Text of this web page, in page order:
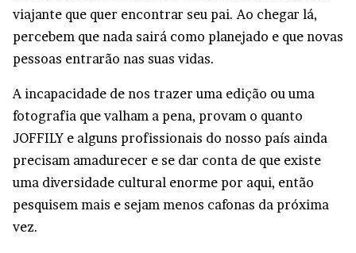
viajante que quer encontrar seu pai. Ao chegar lá,
percebem que nada sairá como planejado e que novas
pessoas entrarão nas suas vidas.
A incapacidade de nos trazer uma edição ou uma
fotografia que valham a pena, provam o quanto
JOFFILY e alguns profissionais do nosso país ainda
precisam amadurecer e se dar conta de que existe
uma diversidade cultural enorme por aqui, então
pesquisem mais e sejam menos cafonas da próxima
vez.